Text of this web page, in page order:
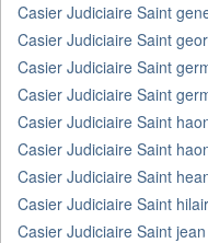
Casier Judiciaire Saint
Casier Judiciaire Saint
Casier Judiciaire Saint
Casier Judiciaire Saint
Casier Judiciaire Saint
Casier Judiciaire Saint
Casier Judiciaire Saint
Casier Judiciaire Saint
Casier Judiciaire Saint